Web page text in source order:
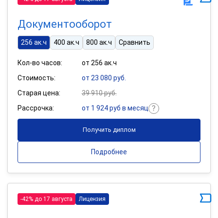
Документооборот
256 ак.ч 400 ак.ч 800 ак.ч Сравнить
Кол-во часов:
от 256 ак.ч
Стоимость:
от 23 080 руб.
Старая цена:
39 910 руб.
Рассрочка:
от 1 924 руб в месяц
Получить диплом
Подробнее
-42% до 17 августа Лицензия